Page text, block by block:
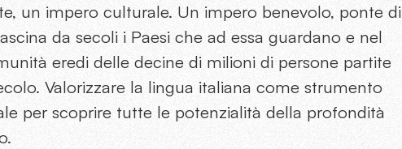
un impero culturale. Un impero benevolo, ponte di
da secoli i Paesi che ad essa guardano e nel
eredi delle decine di milioni di persone partite
Valorizzare la lingua italiana come strumento
per scoprire tutte le potenzialità della profondità